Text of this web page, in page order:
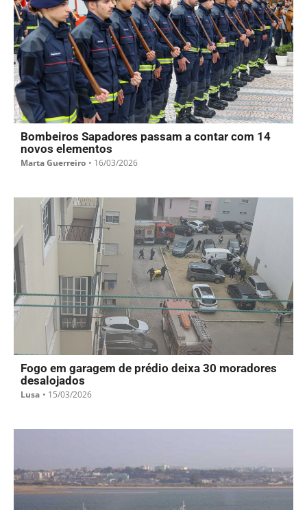
Bombeiros Sapadores passam a contar com 14
novos elementos
Marta Guerreiro • 16/03/2026
Fogo em garagem de prédio deixa 30 moradores
desalojados
Lusa • 15/03/2026